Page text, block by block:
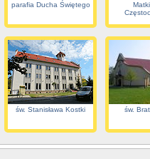
parafia Ducha Świętego
św. Stanisława Kostki św.